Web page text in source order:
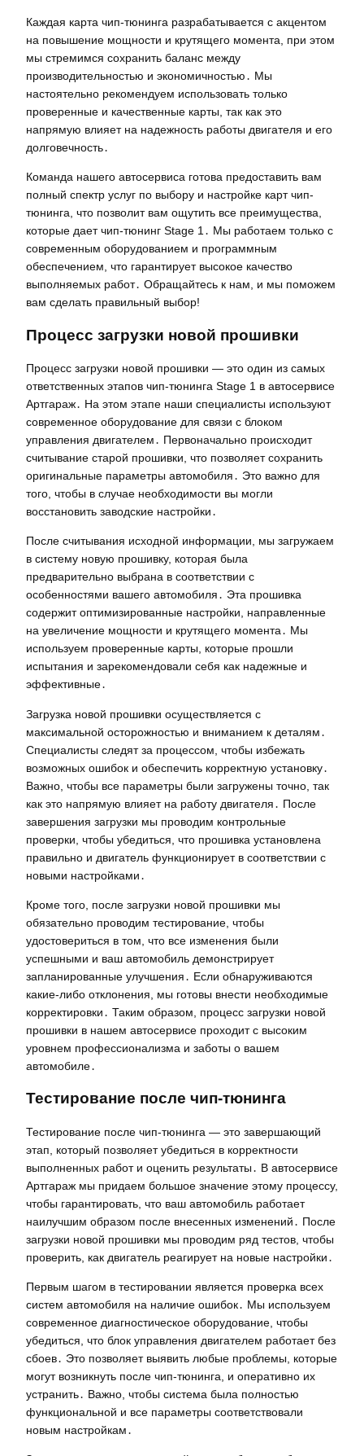
Каждая карта чип-тюнинга разрабатывается с акцентом
на повышение мощности и крутящего момента, при этом
мы стремимся сохранить баланс между
производительностью и экономичностью․ Мы
настоятельно рекомендуем использовать только
проверенные и качественные карты, так как это
напрямую влияет на надежность работы двигателя и его
долговечность․
Команда нашего автосервиса готова предоставить вам
полный спектр услуг по выбору и настройке карт чип-
тюнинга, что позволит вам ощутить все преимущества,
которые дает чип-тюнинг Stage 1․ Мы работаем только с
современным оборудованием и программным
обеспечением, что гарантирует высокое качество
выполняемых работ․ Обращайтесь к нам, и мы поможем
вам сделать правильный выбор!
Процесс загрузки новой прошивки
Процесс загрузки новой прошивки — это один из самых
ответственных этапов чип-тюнинга Stage 1 в автосервисе
Артгараж․ На этом этапе наши специалисты используют
современное оборудование для связи с блоком
управления двигателем․ Первоначально происходит
считывание старой прошивки, что позволяет сохранить
оригинальные параметры автомобиля․ Это важно для
того, чтобы в случае необходимости вы могли
восстановить заводские настройки․
После считывания исходной информации, мы загружаем
в систему новую прошивку, которая была
предварительно выбрана в соответствии с
особенностями вашего автомобиля․ Эта прошивка
содержит оптимизированные настройки, направленные
на увеличение мощности и крутящего момента․ Мы
используем проверенные карты, которые прошли
испытания и зарекомендовали себя как надежные и
эффективные․
Загрузка новой прошивки осуществляется с
максимальной осторожностью и вниманием к деталям․
Специалисты следят за процессом, чтобы избежать
возможных ошибок и обеспечить корректную установку․
Важно, чтобы все параметры были загружены точно, так
как это напрямую влияет на работу двигателя․ После
завершения загрузки мы проводим контрольные
проверки, чтобы убедиться, что прошивка установлена
правильно и двигатель функционирует в соответствии с
новыми настройками․
Кроме того, после загрузки новой прошивки мы
обязательно проводим тестирование, чтобы
удостовериться в том, что все изменения были
успешными и ваш автомобиль демонстрирует
запланированные улучшения․ Если обнаруживаются
какие-либо отклонения, мы готовы внести необходимые
корректировки․ Таким образом, процесс загрузки новой
прошивки в нашем автосервисе проходит с высоким
уровнем профессионализма и заботы о вашем
автомобиле․
Тестирование после чип-тюнинга
Тестирование после чип-тюнинга — это завершающий
этап, который позволяет убедиться в корректности
выполненных работ и оценить результаты․ В автосервисе
Артгараж мы придаем большое значение этому процессу,
чтобы гарантировать, что ваш автомобиль работает
наилучшим образом после внесенных изменений․ После
загрузки новой прошивки мы проводим ряд тестов, чтобы
проверить, как двигатель реагирует на новые настройки․
Первым шагом в тестировании является проверка всех
систем автомобиля на наличие ошибок․ Мы используем
современное диагностическое оборудование, чтобы
убедиться, что блок управления двигателем работает без
сбоев․ Это позволяет выявить любые проблемы, которые
могут возникнуть после чип-тюнинга, и оперативно их
устранить․ Важно, чтобы система была полностью
функциональной и все параметры соответствовали
новым настройкам․